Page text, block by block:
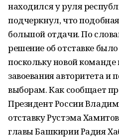
находился у руля
подчеркнул, что
большой отдачи. По
решение об отставке
поскольку новой
завоевания авторитета и
выборам. Как сообщает
Президент России
отставку Рустэма
главы Башкирии Радия